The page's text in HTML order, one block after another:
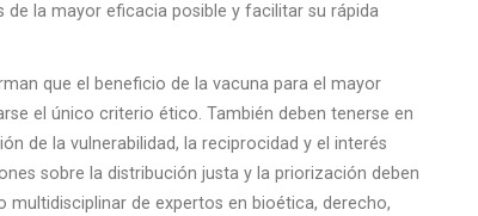
la mayor eficacia posible y facilitar su rápida
que el beneficio de la vacuna para el mayor
el único criterio ético. También deben tenerse en
de la vulnerabilidad, la reciprocidad y el interés
sobre la distribución justa y la priorización deben
multidisciplinar de expertos en bioética, derecho,